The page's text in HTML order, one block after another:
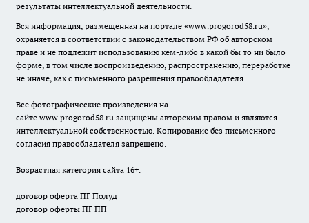
результаты интеллектуальной деятельности.
Вся информация, размещенная на портале «www.progorod58.ru»,
охраняется в соответствии с законодательством РФ об авторском
праве и не подлежит использованию кем-либо в какой бы то ни было
форме, в том числе воспроизведению, распространению, переработке
не иначе, как с письменного разрешения правообладателя.
Все фотографические произведения на
сайте www.progorod58.ru защищены авторским правом и являются
интеллектуальной собственностью. Копирование без письменного
согласия правообладателя запрещено.
Возрастная категория сайта 16+.
договор оферта ПГ Полуд
договор оферты ПГ ПП